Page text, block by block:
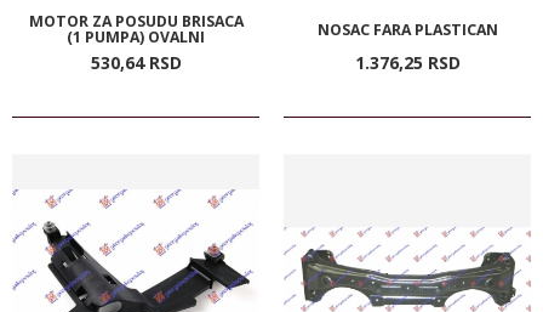
MOTOR ZA POSUDU BRISACA
(1 PUMPA) OVALNI
530,64 RSD
NOSAC FARA PLASTICAN
1.376,25 RSD